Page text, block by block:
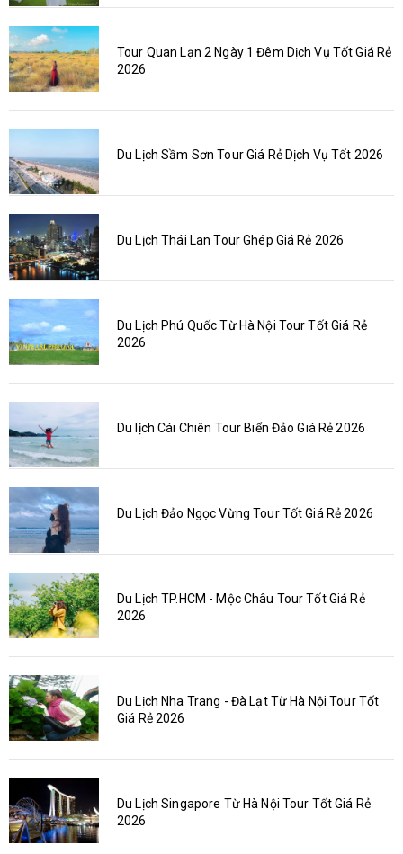
Tour Quan Lạn 2 Ngày 1 Đêm Dịch Vụ Tốt Giá Rẻ
2026
Du Lịch Sầm Sơn Tour Giá Rẻ Dịch Vụ Tốt 2026
Du Lịch Thái Lan Tour Ghép Giá Rẻ 2026
Du Lịch Phú Quốc Từ Hà Nội Tour Tốt Giá Rẻ
2026
Du lịch Cái Chiên Tour Biển Đảo Giá Rẻ 2026
Du Lịch Đảo Ngọc Vừng Tour Tốt Giá Rẻ 2026
Du Lịch TP.HCM - Mộc Châu Tour Tốt Giá Rẻ
2026
Du Lịch Nha Trang - Đà Lạt Từ Hà Nội Tour Tốt
Giá Rẻ 2026
Du Lịch Singapore Từ Hà Nội Tour Tốt Giá Rẻ
2026